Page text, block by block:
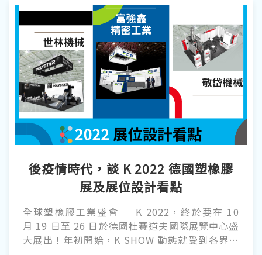
後疫情時代，談 K 2022 德國塑橡膠
展及展位設計看點
全球塑橡膠工業盛會 ─ K 2022，終於要在 10
月 19 日至 26 日於德國杜賽道夫國際展覽中心盛
大展出！年初開始，K SHOW 動態就受到各界觀